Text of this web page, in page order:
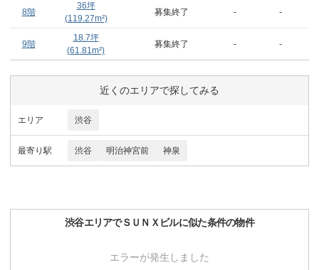
8階
36坪
(119.27m²)
募集終了 - -
9階
18.7坪
(61.81m²)
募集終了 - -
近くのエリアで探してみる
エリア 渋谷
最寄り駅 渋谷 明治神宮前 神泉
渋谷エリアでＳＵＮＸビルに似た条件の物件
エラーが発生しました